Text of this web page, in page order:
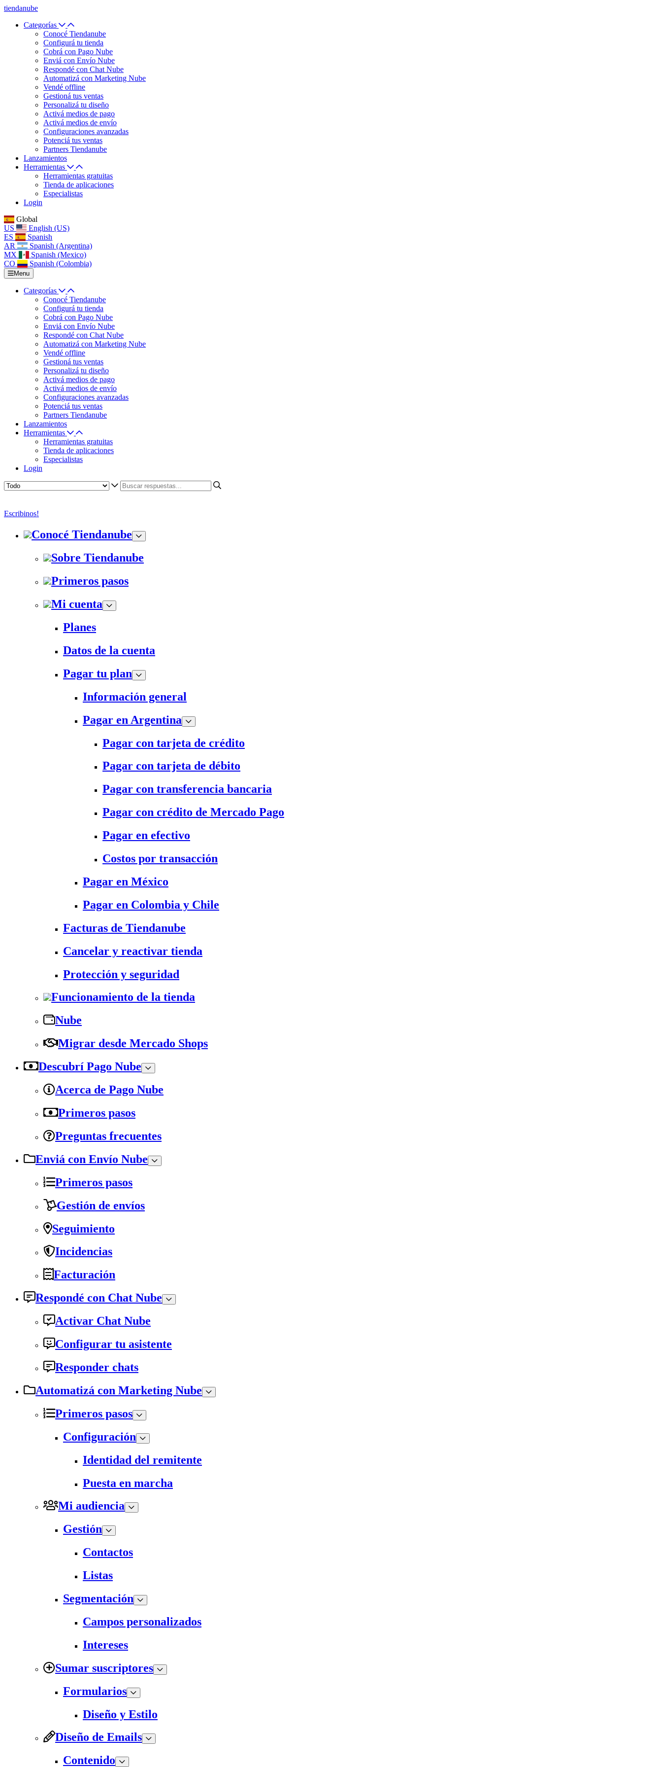
tiendanube
Categorías
Conocé Tiendanube
Configurá tu tienda
Cobrá con Pago Nube
Enviá con Envío Nube
Respondé con Chat Nube
Automatizá con Marketing Nube
Vendé offline
Gestioná tus ventas
Personalizá tu diseño
Activá medios de pago
Activá medios de envío
Configuraciones avanzadas
Potenciá tus ventas
Partners Tiendanube
Lanzamientos
Herramientas
Herramientas gratuitas
Tienda de aplicaciones
Especialistas
Login
Global
US
English (US)
ES
Spanish
AR
Spanish (Argentina)
MX
Spanish (Mexico)
CO
Spanish (Colombia)
Menu
Categorías
Conocé Tiendanube
Configurá tu tienda
Cobrá con Pago Nube
Enviá con Envío Nube
Respondé con Chat Nube
Automatizá con Marketing Nube
Vendé offline
Gestioná tus ventas
Personalizá tu diseño
Activá medios de pago
Activá medios de envío
Configuraciones avanzadas
Potenciá tus ventas
Partners Tiendanube
Lanzamientos
Herramientas
Herramientas gratuitas
Tienda de aplicaciones
Especialistas
Login
Escribinos!
Conocé Tiendanube
Sobre Tiendanube
Primeros pasos
Mi cuenta
Planes
Datos de la cuenta
Pagar tu plan
Información general
Pagar en Argentina
Pagar con tarjeta de crédito
Pagar con tarjeta de débito
Pagar con transferencia bancaria
Pagar con crédito de Mercado Pago
Pagar en efectivo
Costos por transacción
Pagar en México
Pagar en Colombia y Chile
Facturas de Tiendanube
Cancelar y reactivar tienda
Protección y seguridad
Funcionamiento de la tienda
Nube
Migrar desde Mercado Shops
Descubrí Pago Nube
Acerca de Pago Nube
Primeros pasos
Preguntas frecuentes
Enviá con Envío Nube
Primeros pasos
Gestión de envíos
Seguimiento
Incidencias
Facturación
Respondé con Chat Nube
Activar Chat Nube
Configurar tu asistente
Responder chats
Automatizá con Marketing Nube
Primeros pasos
Configuración
Identidad del remitente
Puesta en marcha
Mi audiencia
Gestión
Contactos
Listas
Segmentación
Campos personalizados
Intereses
Sumar suscriptores
Formularios
Diseño y Estilo
Diseño de Emails
Contenido